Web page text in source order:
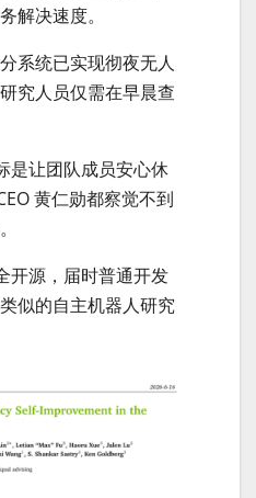
解决速度。
系统已实现彻夜无人
究人员仅需在早晨查
是让团队成员安心休
黄仁勋都察觉不到
开源，届时普通开发
似的自主机器人研究